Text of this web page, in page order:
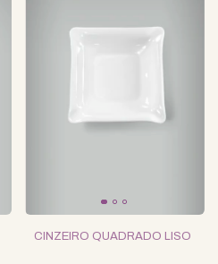
CINZEIRO QUADRADO LISO